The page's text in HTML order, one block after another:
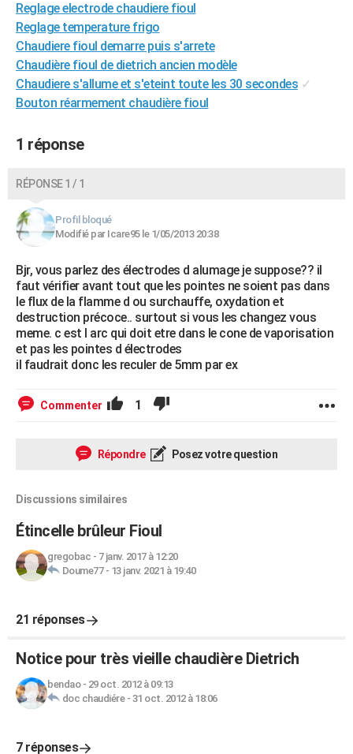
Destinations
City break
Voyage nature
Voyage de noces
Forum
Climat
+PHOTO
GUIDES D'ACHAT
BONS PLANS
Carte de Noël
Carte Bonne année
Carte Saint-Valentin
Carte Pâques
Carte d'anniversaire
DICTIONNAIRE
Dictionnaire
Biographies
Citations
Expressions
Proverbes
PROGRAMME TV
COPAINS D'AVANT
S'inscrire
Se connecter
Lycées
Collèges
Primaires
Universités
Entreprises
Service militaire
Avis de recherche
AVIS DE DÉCÈS
FORUM
Bricolage
Lifestyle
Culture
Sport
Auto
Television
Voyage
Cinema
Reglage electrode chaudiere fioul
Reglage temperature frigo
Chaudiere fioul demarre puis s'arrete
Chaudière fioul de dietrich ancien modèle
Chaudiere s'allume et s'eteint toute les 30 secondes ✓
Bouton réarmement chaudière fioul
1 réponse
RÉPONSE 1 / 1
Profil bloqué
Modifié par Icare95 le 1/05/2013 20:38
Bjr, vous parlez des électrodes d alumage je suppose?? il
faut vérifier avant tout que les pointes ne soient pas dans
le flux de la flamme d ou surchauffe, oxydation et
destruction précoce.. surtout si vous les changez vous
meme. c est l arc qui doit etre dans le cone de vaporisation
et pas les pointes d électrodes
il faudrait donc les reculer de 5mm par ex
Commenter 1
Répondre Posez votre question
Discussions similaires
Étincelle brûleur Fioul
gregobac - 7 janv. 2017 à 12:20
Doume77- 13 janv. 2021 à 19:40
21 réponses
Notice pour très vieille chaudière Dietrich
bendao- 29 oct. 2012 à 09:13
doc chaudiére- 31 oct. 2012 à 18:06
7 réponses